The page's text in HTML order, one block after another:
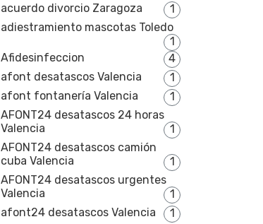
acuerdo divorcio Zaragoza
1
adiestramiento mascotas Toledo
1
Afidesinfeccion
4
afont desatascos Valencia
1
afont fontanería Valencia
1
AFONT24 desatascos 24 horas
Valencia
1
AFONT24 desatascos camión
cuba Valencia
1
AFONT24 desatascos urgentes
Valencia
1
afont24 desatascos Valencia
1